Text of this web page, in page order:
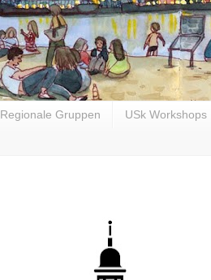
Regionale Gruppen USk Workshops